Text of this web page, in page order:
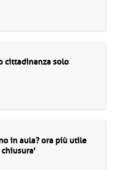
cittadinanza solo
in aula? ora più utile